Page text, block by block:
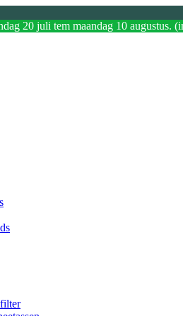
20 juli tem maandag 10 augustus.